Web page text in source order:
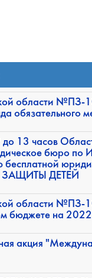
области
обязательного
13 часов
бюро
ЗАЩИТЫ ДЕТЕЙ
области
бюджете на
акция